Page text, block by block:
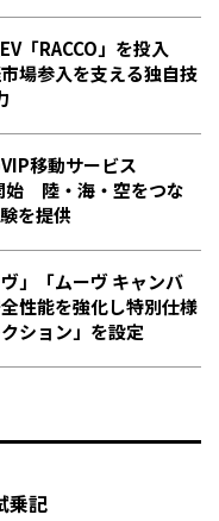
「RACCO」を投入
場参入を支える独自技
移動サービス
始 陸・海・空をつな
を提供
」「ムーヴ キャンバ
性能を強化し特別仕様
ション」を設定
乗記